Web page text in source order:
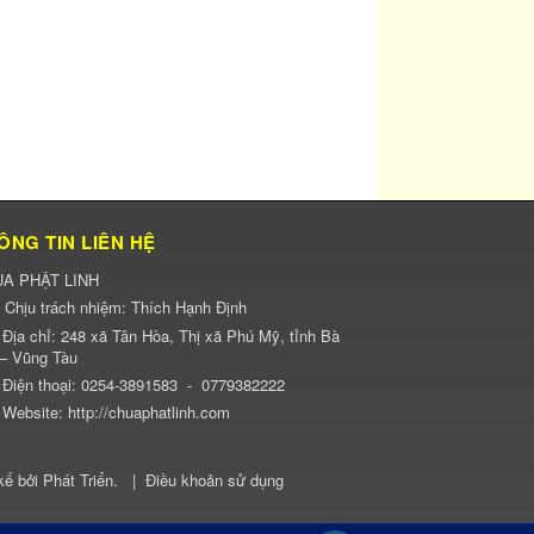
TIN LIÊN HỆ
PHẬT LINH
Chịu trách nhiệm: Thích Hạnh Định
Địa chỉ: 248 xã Tân Hòa, Thị xã Phú Mỹ, tỉnh Bà
Vũng Tàu
Điện thoại: 0254-3891583 - 0779382222
Website: http://chuaphatlinh.com
bởi Phát Triển. | Điều khoản sử dụng